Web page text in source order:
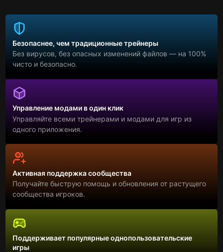
Безопаснее, чем традиционные трейнеры
Без вирусов, без опасных изменений файлов — на 100%
чисто и безопасно.
Управление модами в один клик
Управляйте всеми трейнерами и модами для игр из
одного приложения.
Активная поддержка сообщества
Получайте быструю помощь и обновления от растущего
сообщества игроков.
Поддерживает популярные однопользовательские
игры